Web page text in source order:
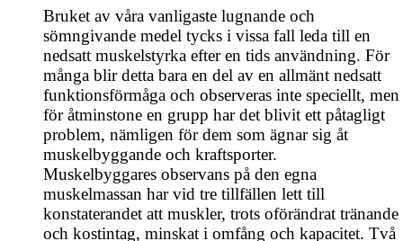
Bruket av våra vanligaste lugnande och
sömngivande medel tycks i vissa fall leda till en
nedsatt muskelstyrka efter en tids användning. För
många blir detta bara en del av en allmänt nedsatt
funktionsförmåga och observeras inte speciellt, men
för åtminstone en grupp har det blivit ett påtagligt
problem, nämligen för dem som ägnar sig åt
muskelbyggande och kraftsporter.
Muskelbyggares observans på den egna
muskelmassan har vid tre tillfällen lett till
konstaterandet att muskler, trots oförändrat tränande
och kostintag, minskat i omfång och kapacitet. Två